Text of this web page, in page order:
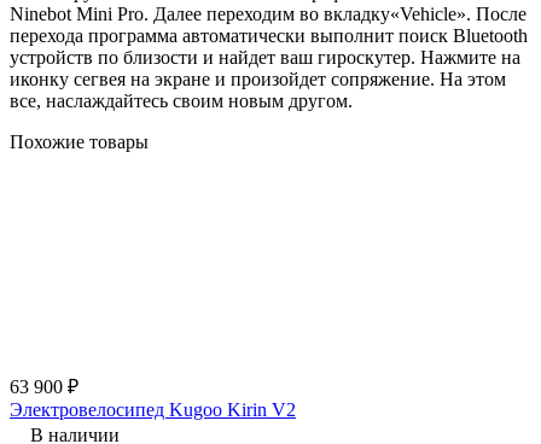
Ninebot Mini Pro. Далее переходим во вкладку«Vehicle». После
перехода программа автоматически выполнит поиск Bluetooth
устройств по близости и найдет ваш гироскутер. Нажмите на
иконку сегвея на экране и произойдет сопряжение. На этом
все, наслаждайтесь своим новым другом.
Похожие товары
63 900 ₽
Электровелосипед Kugoo Kirin V2
В наличии